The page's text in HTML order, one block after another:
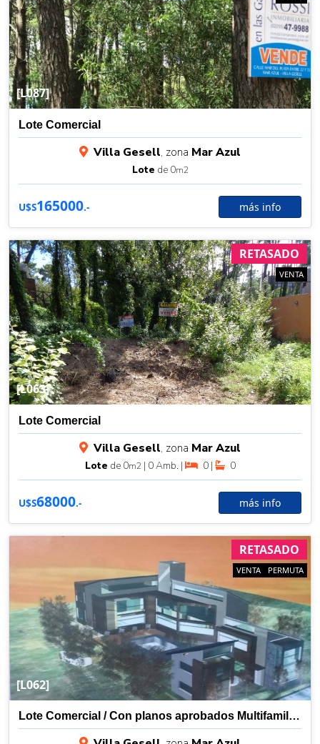
[L087]
Lote Comercial
Villa Gesell, zona Mar Azul
Lote de 0m2
U$S165000.- más info
[L063]
RETASADO
VENTA
Lote Comercial
Villa Gesell, zona Mar Azul
Lote de 0m2 | 0 Amb. | 0 | 0
U$S68000.- más info
[L062]
RETASADO
PERMUTA
VENTA
Lote Comercial / Con planos aprobados Multifamiliar